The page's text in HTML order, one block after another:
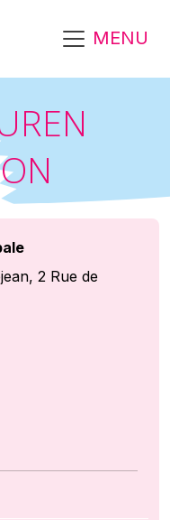
MENU
2 Rue de